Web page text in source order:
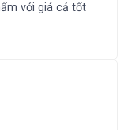
với giá cả tốt